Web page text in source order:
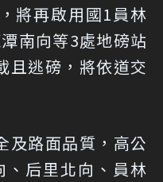
將再啟用國1員林
南向等3處地磅站
且逃磅，將依道交
及路面品質，高公
后里北向、員林